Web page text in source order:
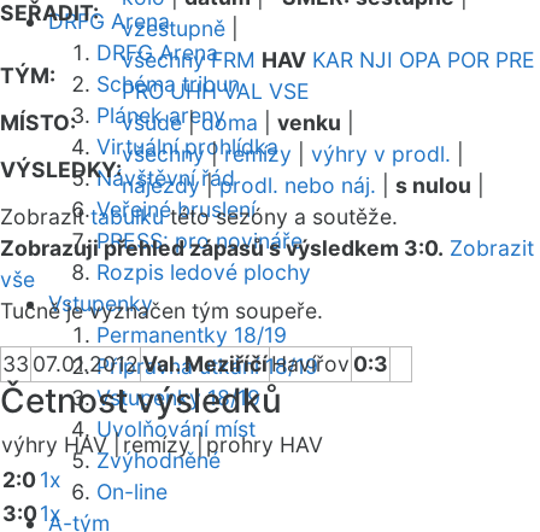
DRFG Arena
DRFG Arena
Schéma tribun
Plánek areny
Virtuální prohlídka
Návštěvní řád
Veřejné bruslení
PRESS: pro novináře
Rozpis ledové plochy
Vstupenky
Permanentky 18/19
Přípravná utkání 18/19
Vstupenky 18/19
Uvolňování míst
Zvýhodněné
On-line
A-tým
SEŘADIT:
vzestupně
TÝM:
všechny FRM HAV KAR NJI OPA POR PRE
PRO UHH VAL VSE
MÍSTO:
všude|doma venku
VÝSLEDKY:
všechny|remízy výhry v prodl.
nájezdy|prodl. nebo náj. s nulou
Zobrazittabulkutéto sezóny a soutěže.
Zobrazuji přehled zápasů s výsledkem 3:0. Zobrazit
vše
Tučně je vyznačen tým soupeře.
33 07.01.2012Val. MeziříčíHavířov 0:3
Četnost výsledků
výhry HAV |remízy |prohry HAV
2:01x
3:01x